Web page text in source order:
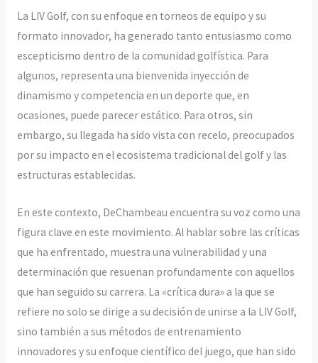
La LIV Golf, con su enfoque en torneos de equipo y su
formato innovador, ha generado tanto entusiasmo como
escepticismo dentro de la comunidad golfística. Para
algunos, representa una bienvenida inyección de
dinamismo y competencia en un deporte que, en
ocasiones, puede parecer estático. Para otros, sin
embargo, su llegada ha sido vista con recelo, preocupados
por su impacto en el ecosistema tradicional del golf y las
estructuras establecidas.
En este contexto, DeChambeau encuentra su voz como una
figura clave en este movimiento. Al hablar sobre las críticas
que ha enfrentado, muestra una vulnerabilidad y una
determinación que resuenan profundamente con aquellos
que han seguido su carrera. La «crítica dura» a la que se
refiere no solo se dirige a su decisión de unirse a la LIV Golf,
sino también a sus métodos de entrenamiento
innovadores y su enfoque científico del juego, que han sido